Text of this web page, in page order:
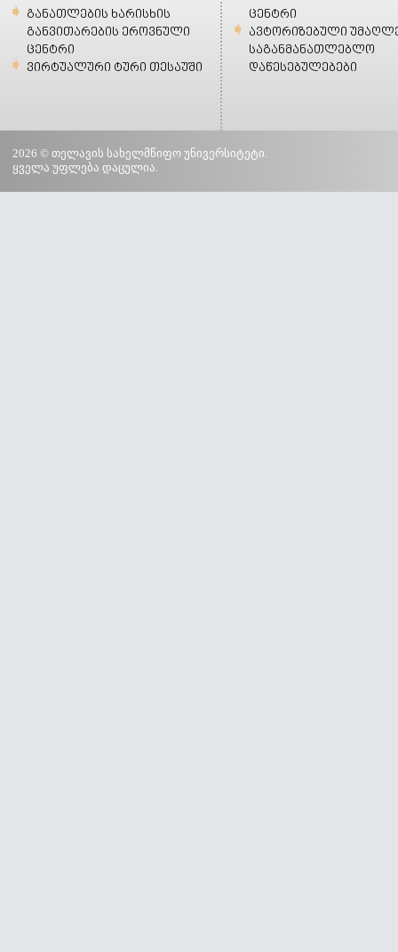
განათლების ხარისხის
განვითარების ეროვნული
ცენტრი
ვირტუალური ტური თესაუში
ცენტრი
ავტორიზებული
საგანმანათლებლო
დაწესებულებები
2026 © თელავის სახელმწიფო უნივერსიტეტი.
ყველა უფლება დაცულია.